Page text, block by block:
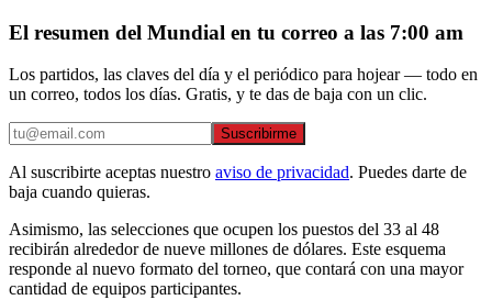
El resumen del Mundial en tu correo a las 7:00 am
Los partidos, las claves del día y el periódico para hojear — todo en
un correo, todos los días. Gratis, y te das de baja con un clic.
Suscribirme
Al suscribirte aceptas nuestro aviso de privacidad. Puedes darte de
baja cuando quieras.
Asimismo, las selecciones que ocupen los puestos del 33 al 48
recibirán alrededor de nueve millones de dólares. Este esquema
responde al nuevo formato del torneo, que contará con una mayor
cantidad de equipos participantes.